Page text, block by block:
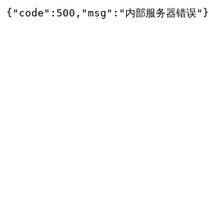
{"code":500,"msg":"内部服务器错误"}